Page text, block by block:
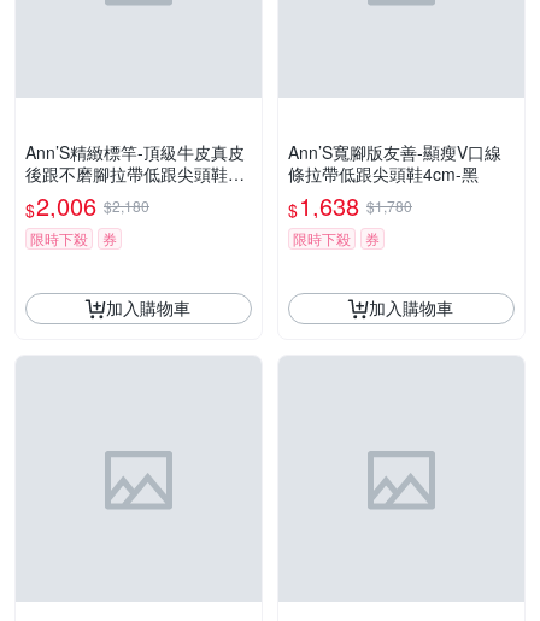
Ann’S精緻標竿-頂級牛皮真皮
後跟不磨腳拉帶低跟尖頭鞋4c
m-米白 (版型偏小)
$2,006 $2,180
限時下殺
券
加入購物車
Ann’S寬腳版友善-顯瘦V口線
條拉帶低跟尖頭鞋4cm-黑
$1,638 $1,780
限時下殺
券
加入購物車